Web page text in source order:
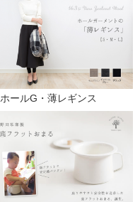
ホールG・薄レギンス